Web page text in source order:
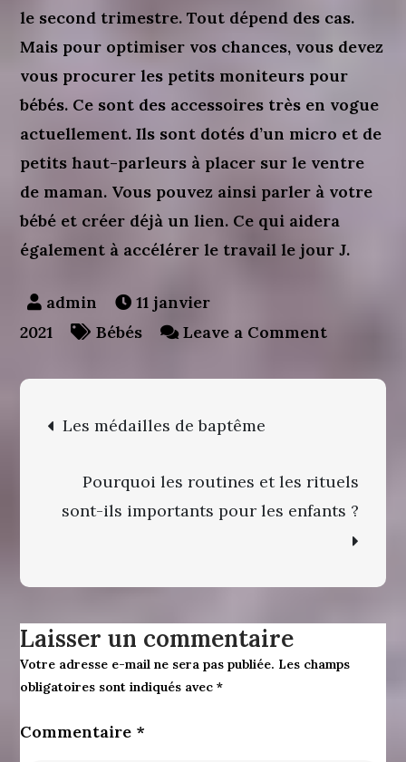
le second trimestre. Tout dépend des cas.
Mais pour optimiser vos chances, vous devez
vous procurer les petits moniteurs pour
bébés. Ce sont des accessoires très en vogue
actuellement. Ils sont dotés d’un micro et de
petits haut-parleurs à placer sur le ventre
de maman. Vous pouvez ainsi parler à votre
bébé et créer déjà un lien. Ce qui aidera
également à accélérer le travail le jour J.
11 janvier
2021
Bébés Leave a Commenton
la
d’un
sans
douleur
Navigation
de
l’article
Les médailles de baptême
Pourquoi les routines et les rituels
sont-ils importants pour les enfants ?
Laisser un commentaire
Votre adresse e-mail ne sera pas publiée. Les champs
obligatoires sont indiqués avec*
Commentaire *